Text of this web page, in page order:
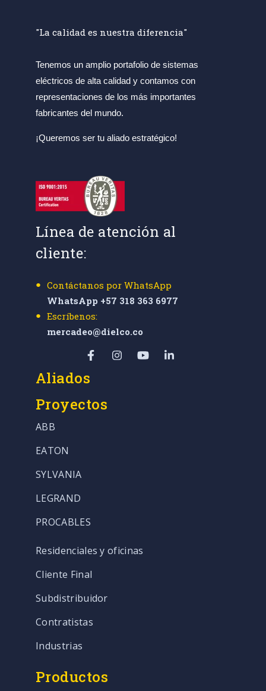
"La calidad es nuestra diferencia"
Tenemos un amplio portafolio de sistemas
eléctricos de alta calidad y contamos con
representaciones de los más importantes
fabricantes del mundo.
¡Queremos ser tu aliado estratégico!
Línea de atención al
cliente:
Contáctanos por WhatsApp
WhatsApp +57 318 363 6977
Escríbenos:
mercadeo@dielco.co
Aliados
Proyectos
ABB
EATON
SYLVANIA
LEGRAND
PROCABLES
Residenciales y oficinas
Cliente Final
Subdistribuidor
Contratistas
Industrias
Productos